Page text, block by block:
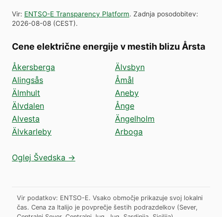
Vir: ENTSO-E Transparency Platform. Zadnja posodobitev:
2026-08-08 (CEST).
Cene električne energije v mestih blizu Årsta
Åkersberga
Alingsås
Älmhult
Älvdalen
Alvesta
Älvkarleby
Älvsbyn
Åmål
Aneby
Ånge
Ängelholm
Arboga
Oglej Švedska →
Vir podatkov: ENTSO-E. Vsako območje prikazuje svoj lokalni
čas. Cena za Italijo je povprečje šestih podrazdelkov (Sever,